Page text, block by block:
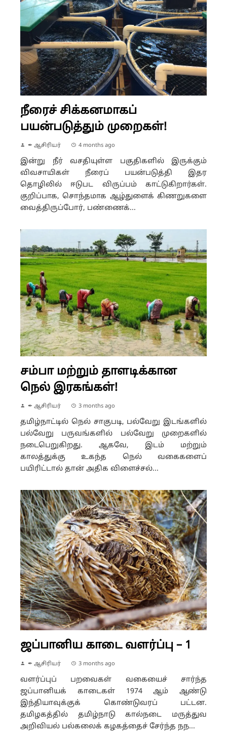
நீரைச் சிக்கனமாகப்
பயன்படுத்தும் முறைகள்!
✒ ஆசிரியர் 4 months ago
இன்று நீர் வசதியுள்ள பகுதிகளில் இருக்கும்
விவசாயிகள் நீரைப் பயன்படுத்தி இதர
தொழிலில் ஈடுபட விருப்பம் காட்டுகிறார்கள்.
குறிப்பாக, சொந்தமாக ஆழ்துளைக் கிணறுகளை
வைத்திருப்போர், பண்ணைக்...
சம்பா மற்றும் தாளடிக்கான
நெல் இரகங்கள்!
✒ ஆசிரியர் 3 months ago
தமிழ்நாட்டில் நெல் சாகுபடி, பல்வேறு இடங்களில்
பல்வேறு பருவங்களில் பல்வேறு முறைகளில்
நடைபெறுகிறது. ஆகவே, இடம் மற்றும்
காலத்துக்கு உகந்த நெல் வகைகளைப்
பயிரிட்டால் தான் அதிக விளைச்சல்...
ஜப்பானிய காடை வளர்ப்பு – 1
✒ ஆசிரியர் 3 months ago
வளர்ப்புப் பறவைகள் வகையைச் சார்ந்த
ஜப்பானியக் காடைகள் 1974 ஆம் ஆண்டு
இந்தியாவுக்குக் கொண்டுவரப் பட்டன.
தமிழகத்தில் தமிழ்நாடு கால்நடை மருத்துவ
அறிவியல் பல்கலைக் கழகத்தைச் சேர்ந்த நந...